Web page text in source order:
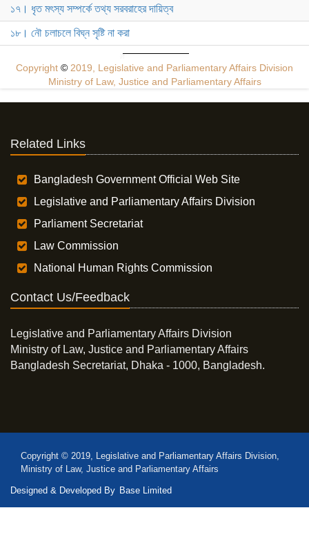
১৭। ধৃত মৎস্য সম্পর্কে তথ্য সরবরাহের দায়িত্ব
১৮। নৌ চলাচলে বিঘ্ন সৃষ্টি না করা
Copyright © 2019, Legislative and Parliamentary Affairs Division
Ministry of Law, Justice and Parliamentary Affairs
Related Links
Bangladesh Government Official Web Site
Legislative and Parliamentary Affairs Division
Parliament Secretariat
Law Commission
National Human Rights Commission
Contact Us/Feedback
Legislative and Parliamentary Affairs Division
Ministry of Law, Justice and Parliamentary Affairs
Bangladesh Secretariat, Dhaka - 1000, Bangladesh.
Copyright © 2019, Legislative and Parliamentary Affairs Division,
Ministry of Law, Justice and Parliamentary Affairs
Designed & Developed By Base Limited